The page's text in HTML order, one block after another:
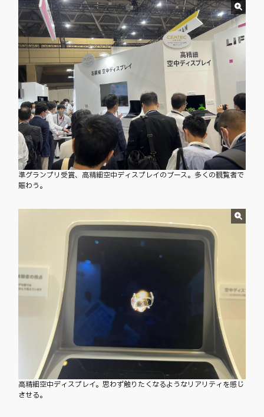
準グランプリ受賞、高精細空中ディスプレイのブース。多くの観覧者で
賑わう。
高精細空中ディスプレイ。思わず触りたくなるようなリアリティを感じ
させる。